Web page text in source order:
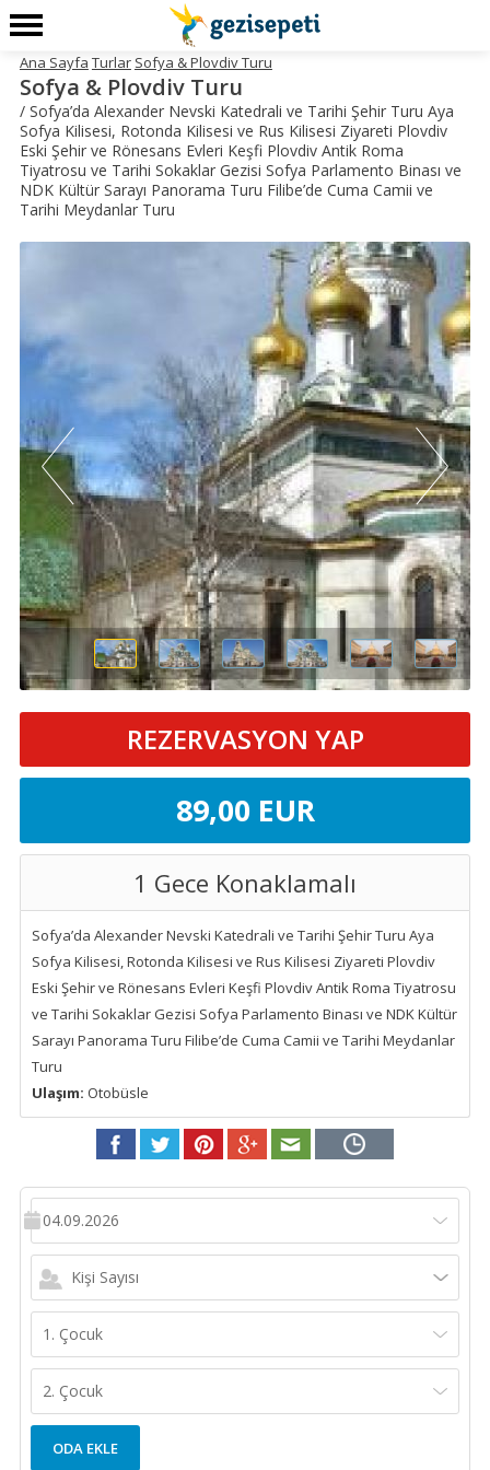
Ana Sayfa Turlar Sofya & Plovdiv Turu
Sofya & Plovdiv Turu
/ Sofya’da Alexander Nevski Katedrali ve Tarihi Şehir Turu Aya
Sofya Kilisesi, Rotonda Kilisesi ve Rus Kilisesi Ziyareti Plovdiv
Eski Şehir ve Rönesans Evleri Keşfi Plovdiv Antik Roma
Tiyatrosu ve Tarihi Sokaklar Gezisi Sofya Parlamento Binası ve
NDK Kültür Sarayı Panorama Turu Filibe’de Cuma Camii ve
Tarihi Meydanlar Turu
REZERVASYON YAP
89,00 EUR
1 Gece Konaklamalı
Sofya’da Alexander Nevski Katedrali ve Tarihi Şehir Turu Aya
Sofya Kilisesi, Rotonda Kilisesi ve Rus Kilisesi Ziyareti Plovdiv
Eski Şehir ve Rönesans Evleri Keşfi Plovdiv Antik Roma Tiyatrosu
ve Tarihi Sokaklar Gezisi Sofya Parlamento Binası ve NDK Kültür
Sarayı Panorama Turu Filibe’de Cuma Camii ve Tarihi Meydanlar
Turu
Ulaşım: Otobüsle
04.09.2026
Kişi Sayısı
1. Çocuk
2. Çocuk
ODA EKLE